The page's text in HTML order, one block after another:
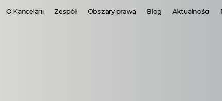
O Kancelarii Zespół Obszary prawa Blog Aktualności